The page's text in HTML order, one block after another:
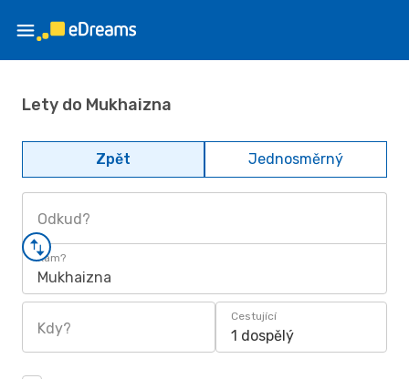
Lety do Mukhaizna
Zpět Jednosměrný
Odkud?
Kam?
Mukhaizna
Kdy?
Cestující
1 dospělý